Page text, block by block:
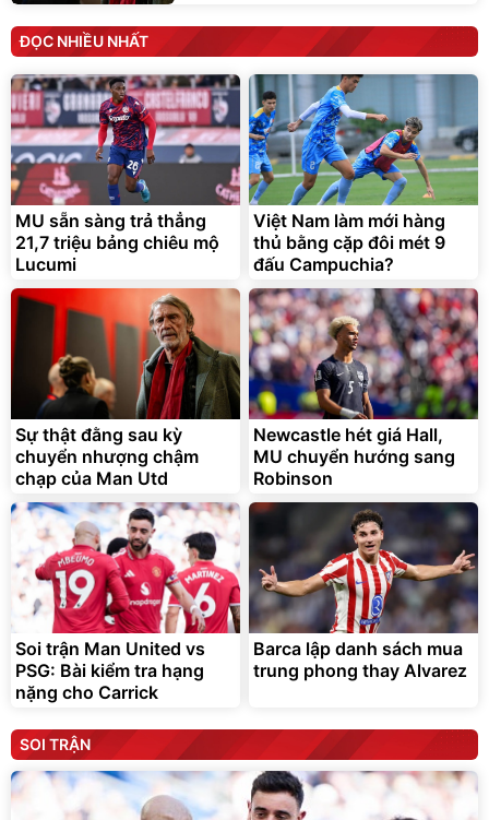
ĐỌC NHIỀU NHẤT
MU sẵn sàng trả thẳng
21,7 triệu bảng chiêu mộ
Lucumi
Việt Nam làm mới hàng
thủ bằng cặp đôi mét 9
đấu Campuchia?
Sự thật đằng sau kỳ
chuyển nhượng chậm
chạp của Man Utd
Newcastle hét giá Hall,
MU chuyển hướng sang
Robinson
Soi trận Man United vs
PSG: Bài kiểm tra hạng
nặng cho Carrick
Barca lập danh sách mua
trung phong thay Alvarez
SOI TRẬN